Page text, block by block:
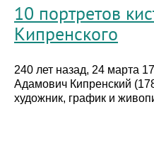
10 портретов
Кипренского
240 лет назад, 24 марта
Адамович Кипренский
художник, график и